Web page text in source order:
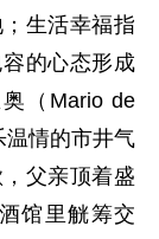
生活幸福指
的心态形成
（Mario de
温情的市井气
父亲顶着盛
馆里觥筹交